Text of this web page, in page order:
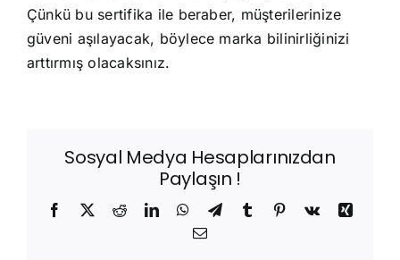
Çünkü bu sertifika ile beraber, müşterilerinize
güveni aşılayacak, böylece marka bilinirliğinizi
arttırmış olacaksınız.
Sosyal Medya Hesaplarınızdan
Paylaşın !
Facebook
X RedditLinkedInWhatsApp
TelegramTumblr Pinterest
Vk
Xing
E-